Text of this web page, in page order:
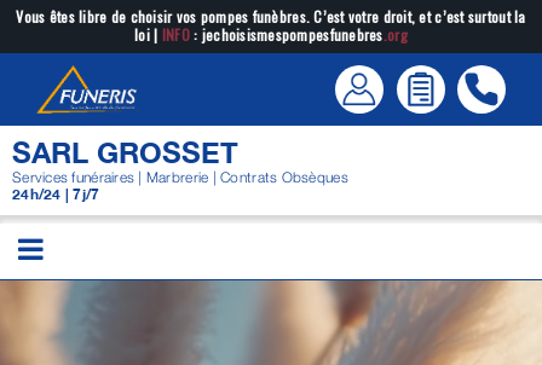
Passer
contenu
Vous êtes libre de choisir vos pompes funèbres. C’est votre droit, et c’est surtout la
loi | INFO: jechoisismespompesfunebres.org
SARL GROSSET
Services funéraires | Marbrerie | Contrats Obsèques
24h/24 | 7j/7